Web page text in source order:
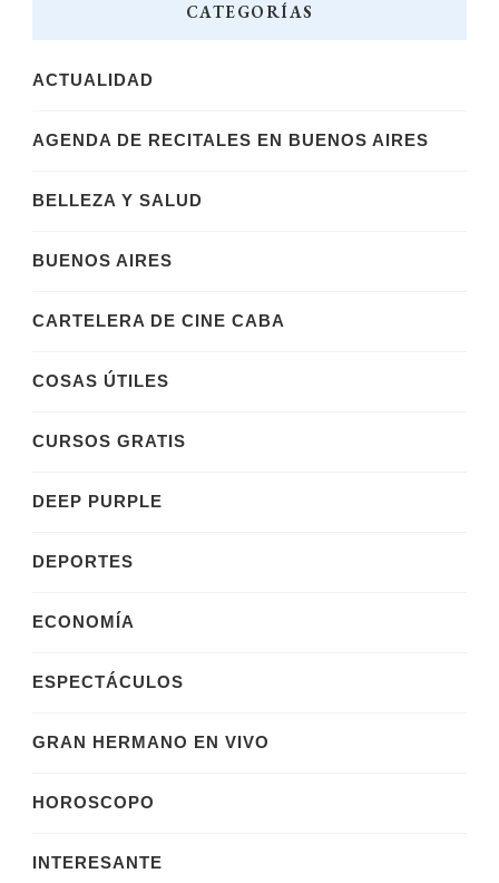
CATEGORÍAS
ACTUALIDAD
AGENDA DE RECITALES EN BUENOS AIRES
BELLEZA Y SALUD
BUENOS AIRES
CARTELERA DE CINE CABA
COSAS ÚTILES
CURSOS GRATIS
DEEP PURPLE
DEPORTES
ECONOMÍA
ESPECTÁCULOS
GRAN HERMANO EN VIVO
HOROSCOPO
INTERESANTE